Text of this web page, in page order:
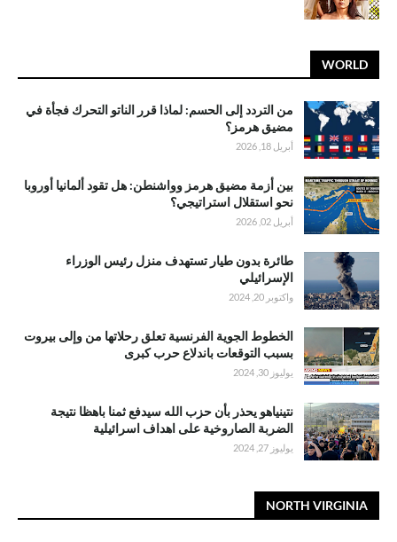
WORLD
من التردد إلى الحسم: لماذا قرر الناتو التحرك فجأة في
مضيق هرمز؟
أبريل 18, 2026
بين أزمة مضيق هرمز وواشنطن: هل تقود ألمانيا أوروبا
نحو استقلال استراتيجي؟
أبريل 02, 2026
طائرة بدون طيار تستهدف منزل رئيس الوزراء
الإسرائيلي
واكتوبر 20, 2024
الخطوط الجوية الفرنسية تعلق رحلاتها من وإلى بيروت
بسبب التوقعات باندلاع حرب كبرى
يوليوز 30, 2024
نتينياهو يحذر بأن حزب الله سيدفع ثمنا باهظا نتيجة
الضربة الصاروخية على اهداف اسرائيلية
يوليوز 27, 2024
NORTH VIRGINIA